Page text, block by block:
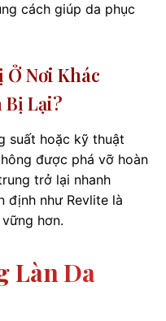
cách giúp da phục
Nơi Khác
Bị Lại?
suất hoặc kỹ thuật
được phá vỡ hoàn
trở lại nhanh
định như Revlite là
hơn.
Làn Da